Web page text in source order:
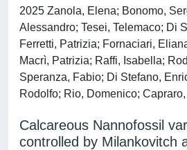
2025 Zanola, Elena; Bonomo,
Alessandro; Tesei, Telemaco; Di
Ferretti, Patrizia; Fornaciari,
Macrì, Patrizia; Raffi, Isabella;
Speranza, Fabio; Di Stefano,
Rodolfo; Rio, Domenico;
Calcareous Nannofossil
controlled by Milankovitch